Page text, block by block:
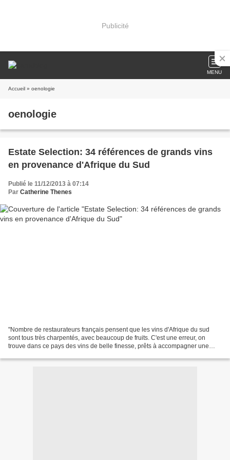
Publicité
MENU
Accueil » oenologie
oenologie
Estate Selection: 34 références de grands vins
en provenance d'Afrique du Sud
Publié le 11/12/2013 à 07:14
Par Catherine Thenes
"Nombre de restaurateurs français pensent que les vins d'Afrique du sud
sont tous très charpentés, avec beaucoup de fruits. C'est une erreur, on
trouve dans ce pays des vins de belle finesse, prêts à accompagner une